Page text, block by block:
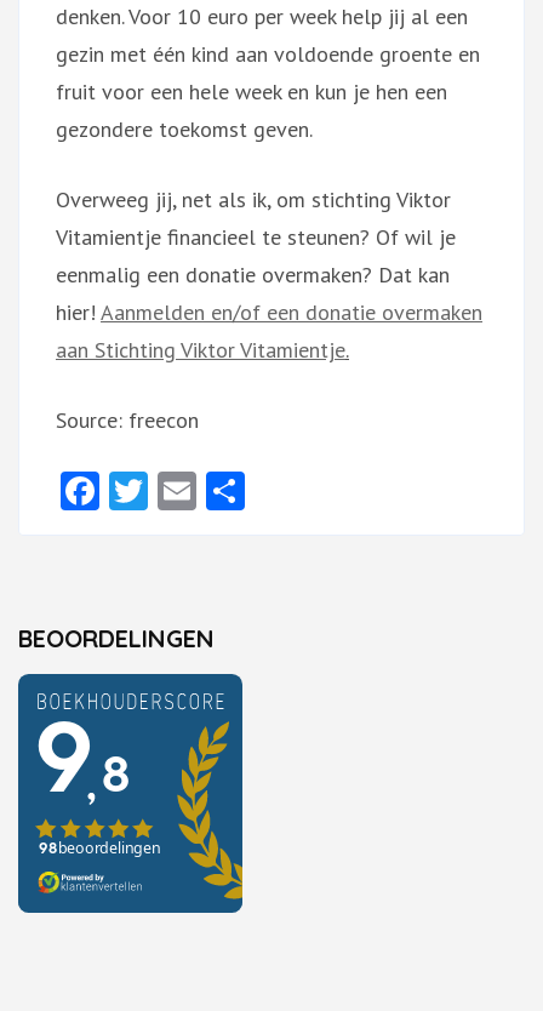
denken. Voor 10 euro per week help jij al een
gezin met één kind aan voldoende groente en
fruit voor een hele week en kun je hen een
gezondere toekomst geven.
Overweeg jij, net als ik, om stichting Viktor
Vitamientje financieel te steunen? Of wil je
eenmalig een donatie overmaken? Dat kan
hier! Aanmelden en/of een donatie overmaken
aan Stichting Viktor Vitamientje.
Source: freecon
Facebook
Twitter
Email
BEOORDELINGEN